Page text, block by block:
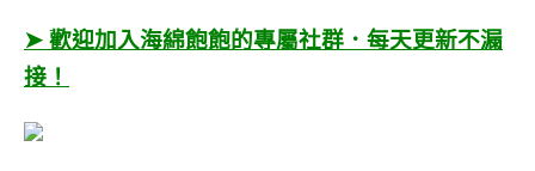
➤ 歡迎加入海綿飽飽的專屬社群．每天更新不漏
接！